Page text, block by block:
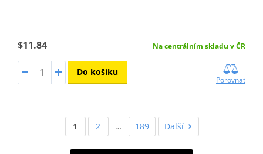
$11.84 Na centrálním skladu v ČR
Do košíku
Porovnat
1 2 … 189 Další